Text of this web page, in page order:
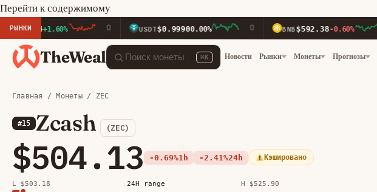
Перейти к содержимому
РЫНКИ
+1.60% USDT $0.99900.00% BNB $592.38-0.60%
TheWeal ⌘K Новости Рынки Монеты Прогнозы
Главная / Монеты/ ZEC
#15 Zcash (ZEC)
$504.13 -0.69%1h -2.41%24h Кэшировано
L $503.18 24H range H $525.90